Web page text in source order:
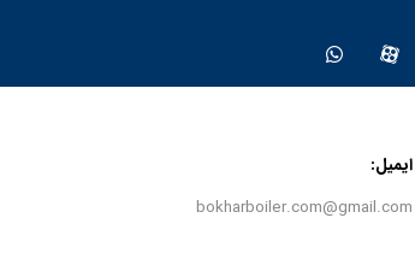
ایمیل:
bokharboiler.com@gmail.com